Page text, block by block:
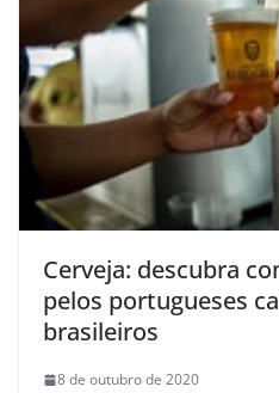
Cerveja: descubra
pelos portugueses
brasileiros
8 de outubro de 2020